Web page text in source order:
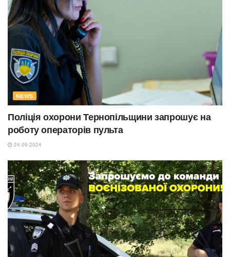
NEWS
Поліція охорони Тернопільщини запрошує на
роботу операторів пульта
24.09.2024